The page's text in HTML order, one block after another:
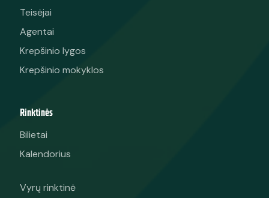
Teisėjai
Agentai
Krepšinio lygos
Krepšinio mokyklos
Rinktinės
Bilietai
Kalendorius
Vyrų rinktinė